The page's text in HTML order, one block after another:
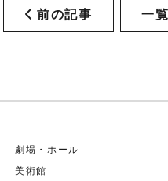
前の記事 一
劇場・ホール
美術館